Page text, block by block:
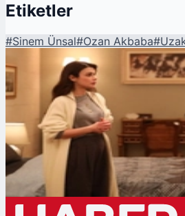
Etiketler
#Sinem Ünsal#Ozan Akbaba#
Şu An Okunan
Uzak Şehir 19. Bölüm 2. Tanıtımı: Alya'nın
Değiştirecek